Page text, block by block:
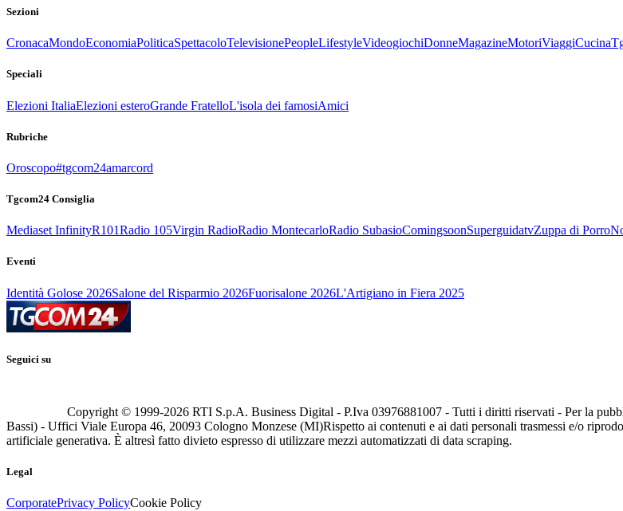
Sezioni
CronacaMondoEconomiaPoliticaSpettacoloTelevisionePeopleLifestyleVideogiochiDonneMagazineMotoriViaggiCucina
Speciali
Elezioni ItaliaElezioni esteroGrande FratelloL'isola dei famosiAmici
Rubriche
Oroscopo#tgcom24amarcord
Tgcom24 Consiglia
Mediaset InfinityR101Radio 105Virgin RadioRadio MontecarloRadio SubasioComingsoonSuperguidatvZuppa di Porro
Eventi
Identità Golose 2026Salone del Risparmio 2026Fuorisalone 2026L'Artigiano in Fiera 2025
Seguici su
Copyright © 1999-2026 RTI S.p.A. Business Digital - P.Iva 03976881007 - Tutti i diritti riservati - Per la
Bassi) - Uffici Viale Europa 46, 20093 Cologno Monzese (MI)Rispetto ai contenuti e ai dati personali trasmessi e/o
artificiale generativa. È altresì fatto divieto espresso di utilizzare mezzi automatizzati di data scraping.
Legal
CorporatePrivacy PolicyCookie Policy